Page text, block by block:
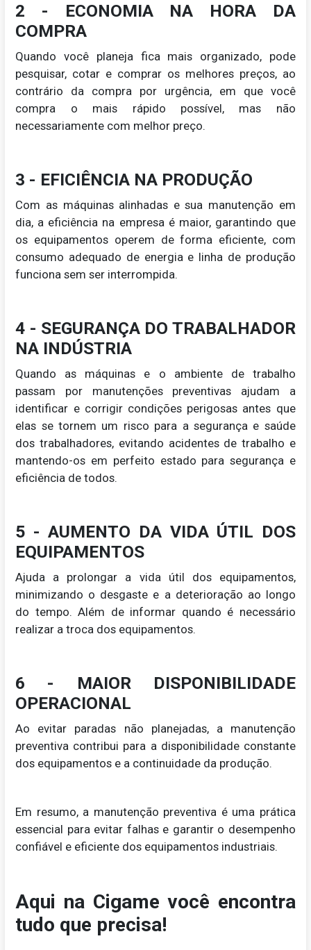
2 - ECONOMIA NA HORA DA
COMPRA
Quando você planeja fica mais organizado, pode
pesquisar, cotar e comprar os melhores preços, ao
contrário da compra por urgência, em que você
compra o mais rápido possível, mas não
necessariamente com melhor preço.
3 - EFICIÊNCIA NA PRODUÇÃO
Com as máquinas alinhadas e sua manutenção em
dia, a eficiência na empresa é maior, garantindo que
os equipamentos operem de forma eficiente, com
consumo adequado de energia e linha de produção
funciona sem ser interrompida.
4 - SEGURANÇA DO TRABALHADOR
NA INDÚSTRIA
Quando as máquinas e o ambiente de trabalho
passam por manutenções preventivas ajudam a
identificar e corrigir condições perigosas antes que
elas se tornem um risco para a segurança e saúde
dos trabalhadores, evitando acidentes de trabalho e
mantendo-os em perfeito estado para segurança e
eficiência de todos.
5 - AUMENTO DA VIDA ÚTIL DOS
EQUIPAMENTOS
Ajuda a prolongar a vida útil dos equipamentos,
minimizando o desgaste e a deterioração ao longo
do tempo. Além de informar quando é necessário
realizar a troca dos equipamentos.
6 - MAIOR DISPONIBILIDADE
OPERACIONAL
Ao evitar paradas não planejadas, a manutenção
preventiva contribui para a disponibilidade constante
dos equipamentos e a continuidade da produção.
Em resumo, a manutenção preventiva é uma prática
essencial para evitar falhas e garantir o desempenho
confiável e eficiente dos equipamentos industriais.
Aqui na Cigame você encontra
tudo que precisa!